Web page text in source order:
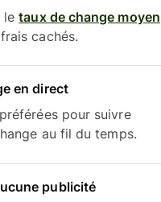
letaux de change moyen
cachés.
en direct
pour suivre
au fil du temps.
publicité